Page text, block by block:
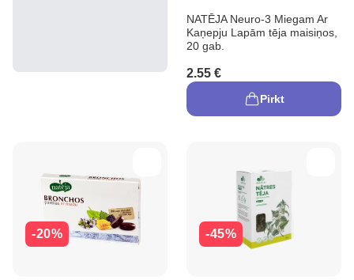
NATĒJA Neuro-3 Miegam Ar
Kaņepju Lapām tēja maisiņos,
20 gab.
2.55 €
Pirkt
-20% -45%